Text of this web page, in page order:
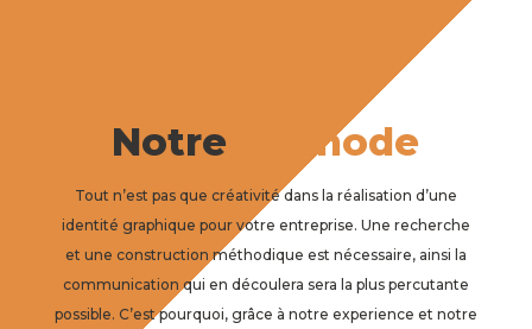
Notre Méthode
Tout n’est pas que créativité dans la réalisation d’une
identité graphique pour votre entreprise. Une recherche
et une construction méthodique est nécessaire, ainsi la
communication qui en découlera sera la plus percutante
possible. C’est pourquoi, grâce à notre experience et notre